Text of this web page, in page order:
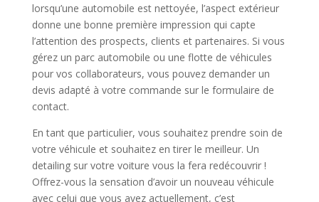
lorsqu’une automobile est nettoyée, l’aspect extérieur
donne une bonne première impression qui capte
l’attention des prospects, clients et partenaires. Si vous
gérez un parc automobile ou une flotte de véhicules
pour vos collaborateurs, vous pouvez demander un
devis adapté à votre commande sur le formulaire de
contact.
En tant que particulier, vous souhaitez prendre soin de
votre véhicule et souhaitez en tirer le meilleur. Un
detailing sur votre voiture vous la fera redécouvrir !
Offrez-vous la sensation d’avoir un nouveau véhicule
avec celui que vous avez actuellement, c’est